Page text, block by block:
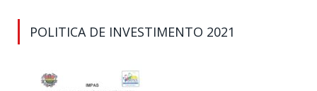
POLITICA DE INVESTIMENTO 2021